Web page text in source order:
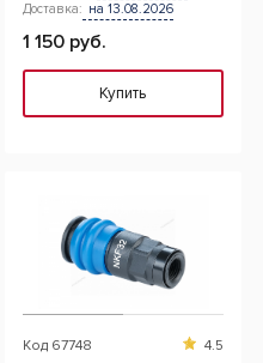
Доставка: на 13.08.2026
1 150 руб.
Купить
Код 67748 4.5